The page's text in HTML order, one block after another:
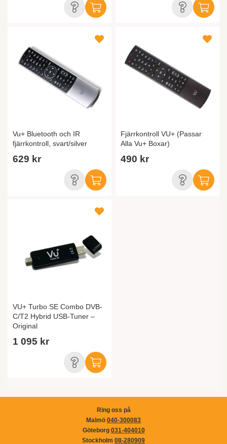
Vu+ Bluetooth och IR
fjärrkontroll, svart/silver
629 kr
Fjärrkontroll VU+ (Passar
Alla Vu+ Boxar)
490 kr
VU+ Turbo SE Combo DVB-
C/T2 Hybrid USB-Tuner –
Original
1 095 kr
Ring oss på
Malmö 040-300083
Göteborg 031-404010
Stockholm 08-280909